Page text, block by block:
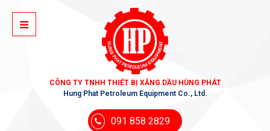
CÔNG TY TNHH THIẾT BỊ XĂNG DẦU HÙNG PHÁT
Hung Phat Petroleum Equipment Co., Ltd.
091 858 2829